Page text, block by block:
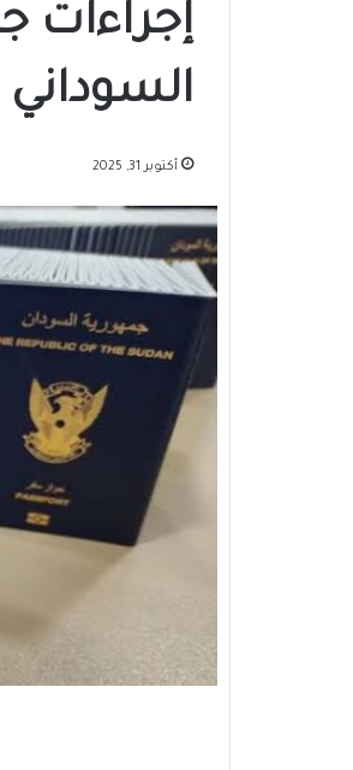
إجراءات
السوداني
أكتوبر 31, 2025